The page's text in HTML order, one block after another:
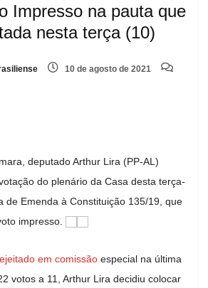
Impresso na pauta que
nesta terça (10)
10 de agosto de 2021
deputado Arthur Lira (PP-AL)
do plenário da Casa desta terça-
de Emenda à Constituição 135/19, que
impresso.
em comissão especial na última
votos a 11, Arthur Lira decidiu colocar